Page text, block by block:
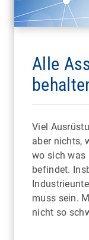
Alle
Viel
aber nichts,
wo sich was
befindet.
muss sein.
nicht so